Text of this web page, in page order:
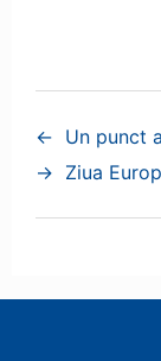
← Un punct
→ Ziua